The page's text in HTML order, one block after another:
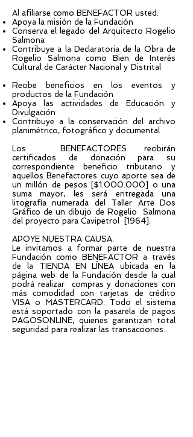
Al afiliarse como BENEFACTOR usted:
Apoya la misión de la Fundación
Conserva el legado del Arquitecto Rogelio
Salmona
Contribuye a la Declaratoria de la Obra de
Rogelio Salmona como Bien de Interés
Cultural de Carácter Nacional y Distrital
Recibe beneficios en los eventos y
productos de la Fundación
Apoya las actividades de Educación y
Divulgación
Contribuye a la conservación del archivo
planimétrico, fotográfico y documental
Los BENEFACTORES recibirán
certificados de donación para su
correspondiente beneficio tributario y
aquellos Benefactores cuyo aporte sea de
un millón de pesos [$1.000.000] o una
suma mayor, les será entregada una
litografía numerada del Taller Arte Dos
Gráfico de un dibujo de Rogelio Salmona
del proyecto para Cavipetrol [1964].
APOYE NUESTRA CAUSA.
Le invitamos a formar parte de nuestra
Fundación como BENEFACTOR a través
de la TIENDA EN LÍNEA ubicada en la
página web de la Fundación desde la cual
podrá realizar compras y donaciones con
más comodidad con tarjetas de crédito
VISA o MASTERCARD. Todo el sistema
está soportado con la pasarela de pagos
PAGOSONLINE, quienes garantizan total
seguridad para realizar las transacciones.